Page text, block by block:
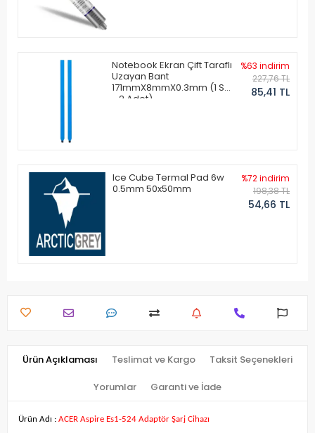
Notebook Ekran Çift Taraflı
Uzayan Bant
171mmX8mmX0.3mm (1 Set
- 2 Adet)
%63 indirim
227,76 TL
85,41 TL
Ice Cube Termal Pad 6w
0.5mm 50x50mm
%72 indirim
198,38 TL
54,66 TL
Ürün Açıklaması Teslimat ve Kargo Taksit Seçenekleri
Yorumlar Garanti ve İade
Ürün Adı : ACER Aspire Es1-524 Adaptör Şarj Cihazı